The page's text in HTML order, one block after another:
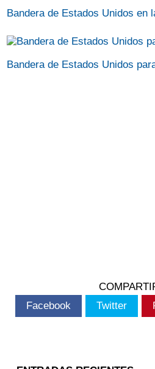
Bandera de Estados Unidos en
Bandera de Estados Unidos
Facebook
Twitter